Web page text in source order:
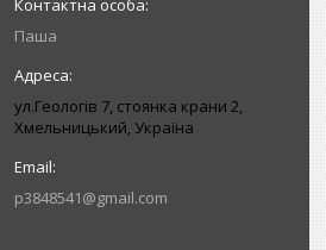
Паша
ул.Геологів 7, стоянка крани 2,
Хмельницький, Україна
p3848541@gmail.com